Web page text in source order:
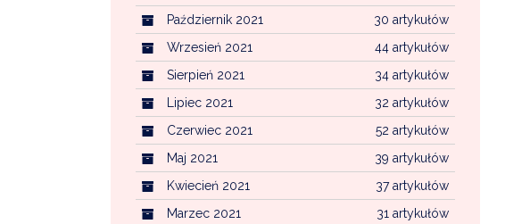
30 artykułów
Październik 2021
44 artykułów
Wrzesień 2021
34 artykułów
Sierpień 2021
32 artykułów
Lipiec 2021
52 artykułów
Czerwiec 2021
39 artykułów
Maj 2021
37 artykułów
Kwiecień 2021
31 artykułów
Marzec 2021